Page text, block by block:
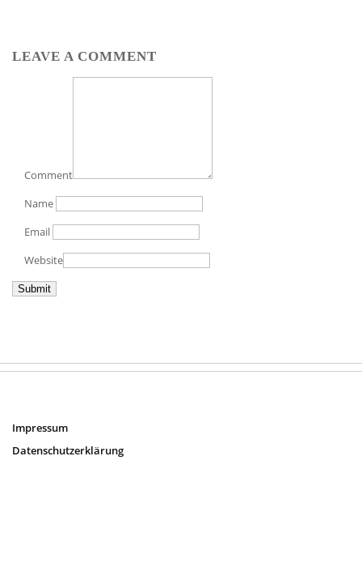
LEAVE A COMMENT
Comment
Name
Email
Website
Impressum
Datenschutzerklärung